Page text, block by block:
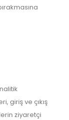
giriş ve çıkış
ziyaretçi